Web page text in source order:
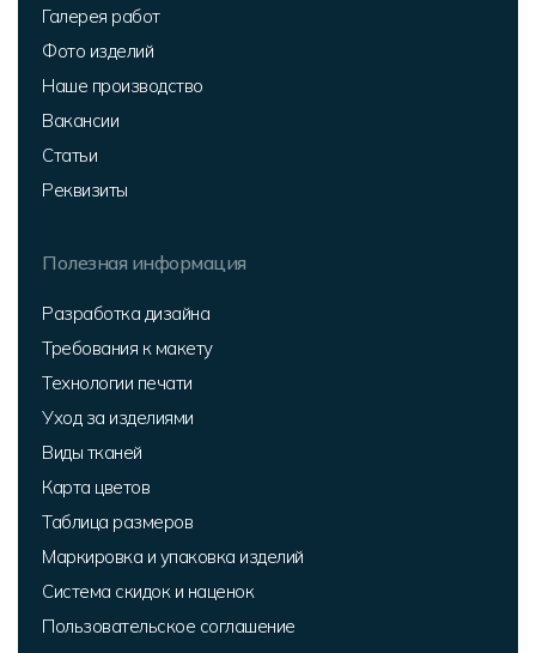
Галерея работ
Фото изделий
Наше производство
Вакансии
Статьи
Реквизиты
Полезная информация
Разработка дизайна
Требования к макету
Технологии печати
Уход за изделиями
Виды тканей
Карта цветов
Таблица размеров
Маркировка и упаковка изделий
Система скидок и наценок
Пользовательское соглашение